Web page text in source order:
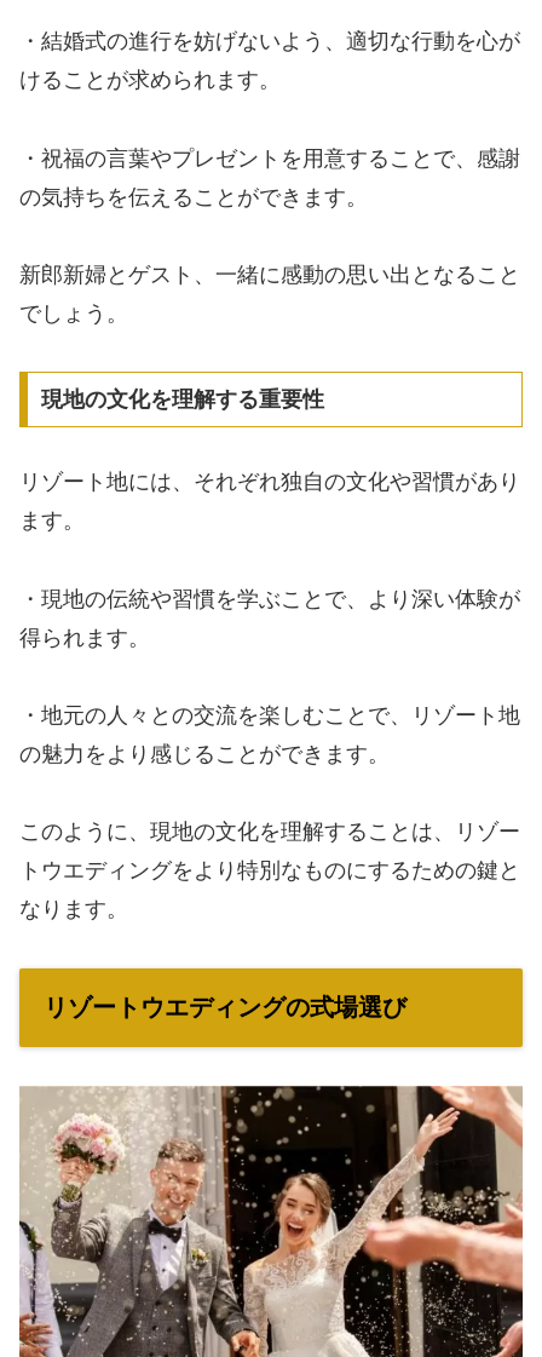
・結婚式の進行を妨げないよう、適切な行動を心が
けることが求められます。
・祝福の言葉やプレゼントを用意することで、感謝
の気持ちを伝えることができます。
新郎新婦とゲスト、一緒に感動の思い出となること
でしょう。
現地の文化を理解する重要性
リゾート地には、それぞれ独自の文化や習慣があり
ます。
・現地の伝統や習慣を学ぶことで、より深い体験が
得られます。
・地元の人々との交流を楽しむことで、リゾート地
の魅力をより感じることができます。
このように、現地の文化を理解することは、リゾー
トウエディングをより特別なものにするための鍵と
なります。
リゾートウエディングの式場選び